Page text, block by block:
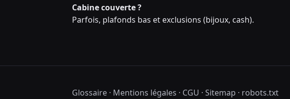
Cabine couverte ?
Parfois, plafonds bas et exclusions (bijoux, cash).
Glossaire · Mentions légales · CGU · Sitemap · robots.txt